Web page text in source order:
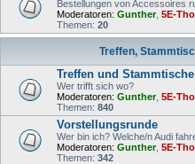
Bestellungen von Accessoires
Moderatoren: Gunther, 5E-
Themen: 20
Treffen,
Treffen und Stammtische
Wer trifft sich wo?
Moderatoren: Gunther, 5E-
Themen: 840
Vorstellungsrunde
Wer bin ich? Welche/n Audi
Moderatoren: Gunther, 5E-
Themen: 342